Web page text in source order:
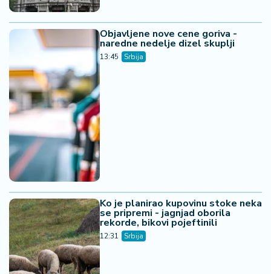
Objavljene nove cene goriva -
naredne nedelje dizel skuplji
13:45 Srbija
Ko je planirao kupovinu stoke neka
se pripremi - jagnjad oborila
rekorde, bikovi pojeftinili
12:31 Srbija